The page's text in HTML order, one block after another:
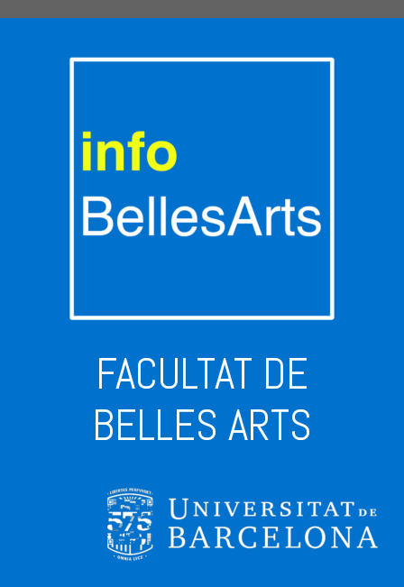
FACULTAT DE
BELLES ARTS